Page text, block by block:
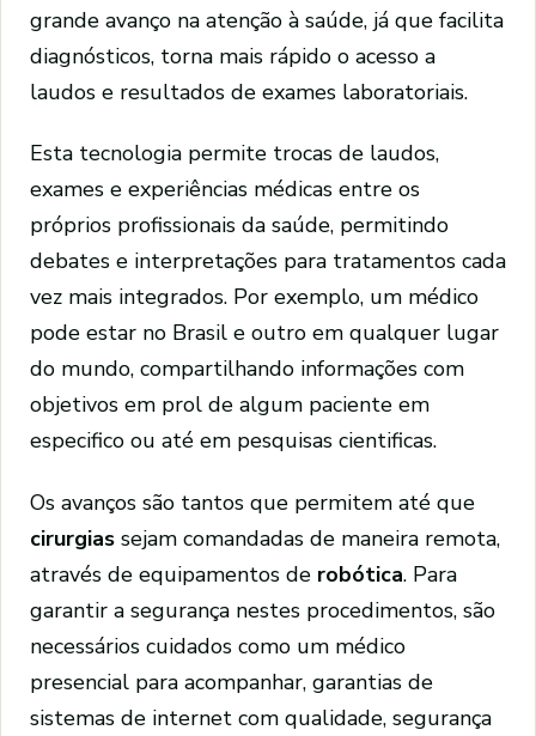
grande avanço na atenção à saúde, já que facilita
diagnósticos, torna mais rápido o acesso a
laudos e resultados de exames laboratoriais.
Esta tecnologia permite trocas de laudos,
exames e experiências médicas entre os
próprios profissionais da saúde, permitindo
debates e interpretações para tratamentos cada
vez mais integrados. Por exemplo, um médico
pode estar no Brasil e outro em qualquer lugar
do mundo, compartilhando informações com
objetivos em prol de algum paciente em
especifico ou até em pesquisas cientificas.
Os avanços são tantos que permitem até que
cirurgias sejam comandadas de maneira remota,
através de equipamentos de robótica. Para
garantir a segurança nestes procedimentos, são
necessários cuidados como um médico
presencial para acompanhar, garantias de
sistemas de internet com qualidade, segurança